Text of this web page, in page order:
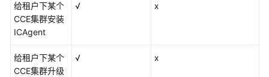
责
任
担
给租户下某个
CCE集群安装
ICAgent
√ x
给租户下某个
CCE集群升级
√ x